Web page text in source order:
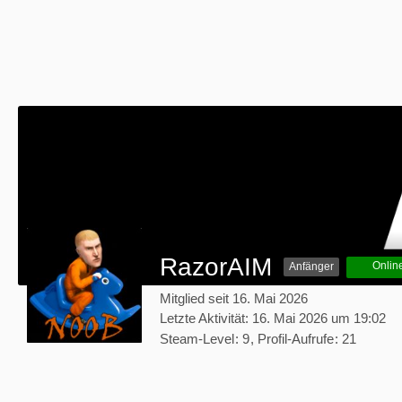
RazorAIM Anfänger
Mitglied seit 16. Mai 2026
Letzte Aktivität: 16. Mai 2026 um 19:02
Steam-Level 9 Profil-Aufrufe 21